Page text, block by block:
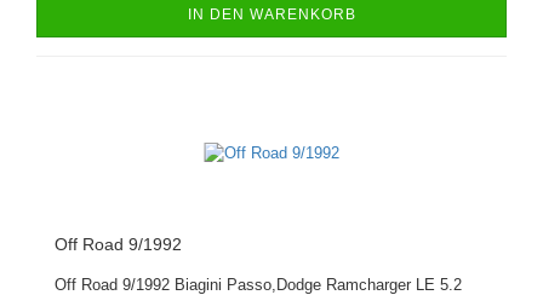
IN DEN WARENKORB
Off Road 9/1992
Off Road 9/1992 Biagini Passo,Dodge Ramcharger LE 5.2